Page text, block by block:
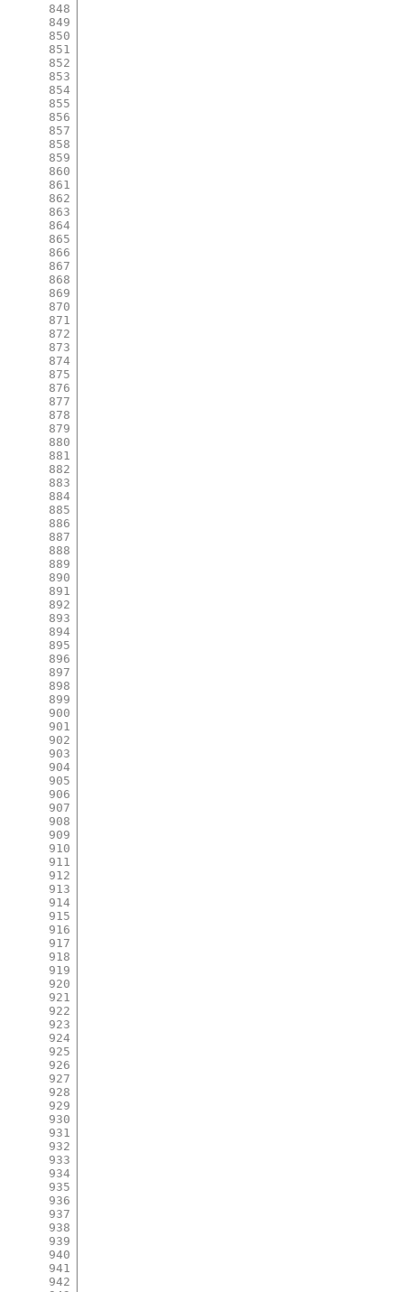
848
849
850
851
852
853
854
855
856
857
858
859
860
861
862
863
864
865
866
867
868
869
870
871
872
873
874
875
876
877
878
879
880
881
882
883
884
885
886
887
888
889
890
891
892
893
894
895
896
897
898
899
900
901
902
903
904
905
906
907
908
909
910
911
912
913
914
915
916
917
918
919
920
921
922
923
924
925
926
927
928
929
930
931
932
933
934
935
936
937
938
939
940
941
942